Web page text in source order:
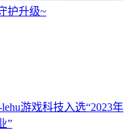
护升级~
游戏科技入选“2023年
”